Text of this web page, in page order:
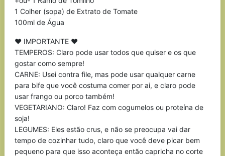
1 Colher (sopa) de Extrato de Tomate
100ml de Água
♥ IMPORTANTE ♥
TEMPEROS: Claro pode usar todos que quiser e os que
gostar como sempre!
CARNE: Usei contra file, mas pode usar qualquer carne
para bife que você costuma comer por ai, e claro pode
usar frango ou porco também!
VEGETARIANO: Claro! Faz com cogumelos ou proteína de
soja!
LEGUMES: Eles estão crus, e não se preocupa vai dar
tempo de cozinhar tudo, claro que você deve picar bem
pequeno para que isso aconteça então capricha no corte